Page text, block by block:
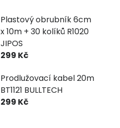
Plastový obrubník 6cm
x 10m + 30 kolíků R1020
JIPOS
299 Kč
Prodlužovací kabel 20m
BT1121 BULLTECH
299 Kč